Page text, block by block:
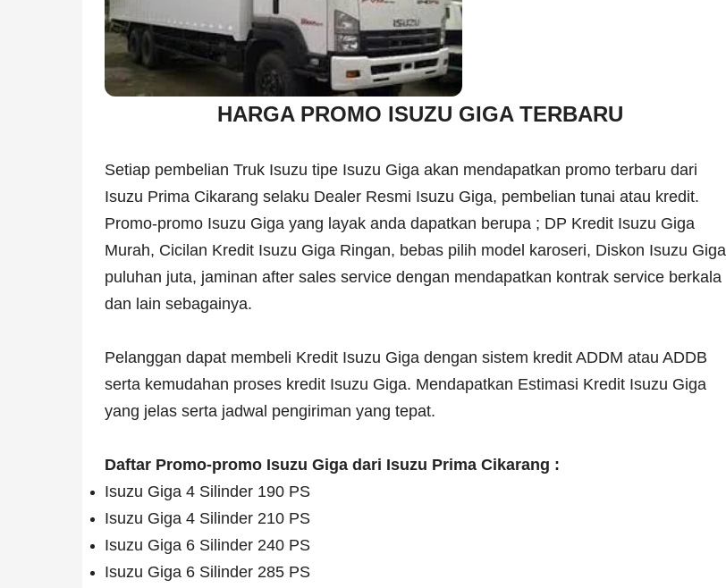
HARGA PROMO ISUZU GIGA TERBARU
Setiap pembelian Truk Isuzu tipe Isuzu Giga akan mendapatkan promo terbaru dari
Isuzu Prima Cikarang selaku Dealer Resmi Isuzu Giga, pembelian tunai atau kredit.
Promo-promo Isuzu Giga yang layak anda dapatkan berupa ; DP Kredit Isuzu Giga
Murah, Cicilan Kredit Isuzu Giga Ringan, bebas pilih model karoseri, Diskon Isuzu Giga
puluhan juta, jaminan after sales service dengan mendapatkan kontrak service berkala
dan lain sebagainya.
Pelanggan dapat membeli Kredit Isuzu Giga dengan sistem kredit ADDM atau ADDB
serta kemudahan proses kredit Isuzu Giga. Mendapatkan Estimasi Kredit Isuzu Giga
yang jelas serta jadwal pengiriman yang tepat.
Daftar Promo-promo Isuzu Giga dari Isuzu Prima Cikarang :
Isuzu Giga 4 Silinder 190 PS
Isuzu Giga 4 Silinder 210 PS
Isuzu Giga 6 Silinder 240 PS
Isuzu Giga 6 Silinder 285 PS